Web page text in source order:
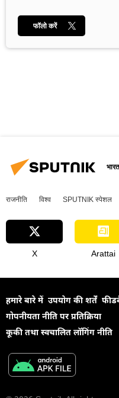
फॉलो करें
भारत
राजनीति विश्व SPUTNIK स्पेशल
X Arattai
हमारे बारे में उपयोग की शर्तें
गोपनीयता नीति पर प्रतिक्रिया
कूकी तथा स्वचालित लॉगिंग नीति